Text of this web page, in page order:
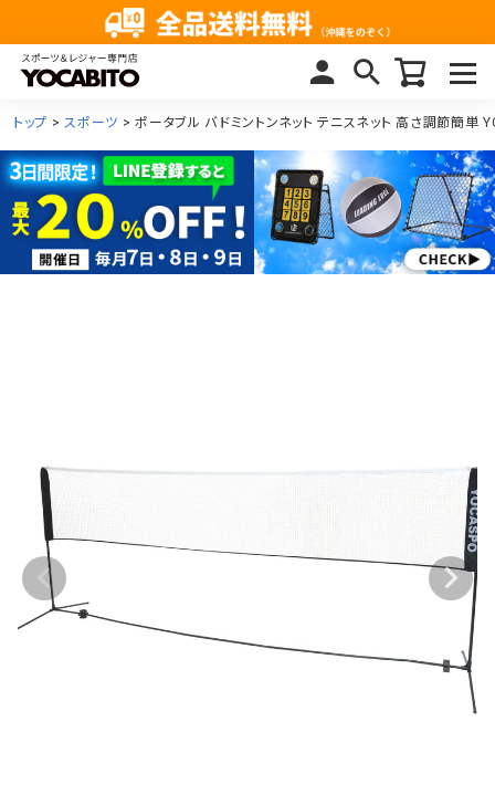
トップ スポーツ ポータブル バドミントンネット テニスネット 高さ調節簡単